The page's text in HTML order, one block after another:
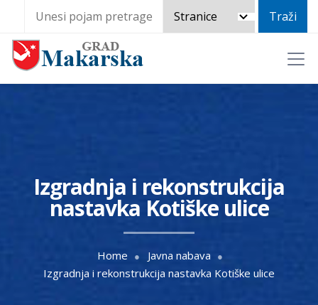
Izgradnja i rekonstrukcija
nastavka Kotiške ulice
Home
Javna nabava
Izgradnja i rekonstrukcija nastavka Kotiške ulice